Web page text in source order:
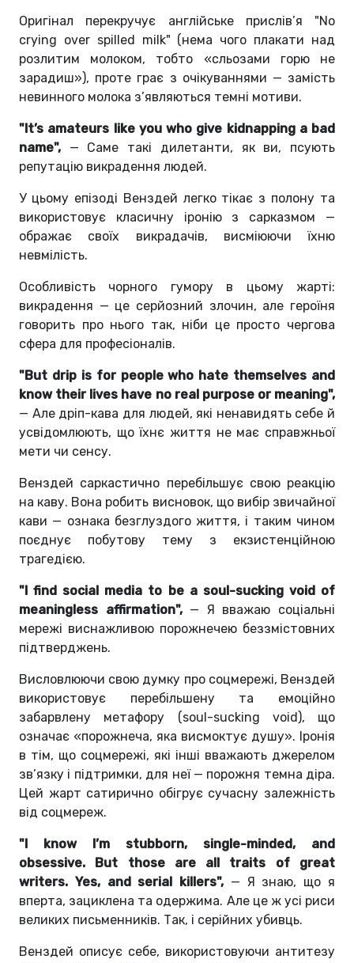
Оригінал перекручує англійське прислів’я "No
crying over spilled milk" (нема чого плакати над
розлитим молоком, тобто «сльозами горю не
зарадиш»), проте грає з очікуваннями — замість
невинного молока з’являються темні мотиви.
"It’s amateurs like you who give kidnapping a bad
name", — Саме такі дилетанти, як ви, псують
репутацію викрадення людей.
У цьому епізоді Венздей легко тікає з полону та
використовує класичну іронію з сарказмом —
ображає своїх викрадачів, висміюючи їхню
невмілість.
Особливість чорного гумору в цьому жарті:
викрадення — це серйозний злочин, але героїня
говорить про нього так, ніби це просто чергова
сфера для професіоналів.
"But drip is for people who hate themselves and
know their lives have no real purpose or meaning",
— Але дріп-кава для людей, які ненавидять себе й
усвідомлюють, що їхнє життя не має справжньої
мети чи сенсу.
Венздей саркастично перебільшує свою реакцію
на каву. Вона робить висновок, що вибір звичайної
кави — ознака безглуздого життя, і таким чином
поєднує побутову тему з екзистенційною
трагедією.
"I find social media to be a soul-sucking void of
meaningless affirmation", — Я вважаю соціальні
мережі виснажливою порожнечею беззмістовних
підтверджень.
Висловлюючи свою думку про соцмережі, Венздей
використовує перебільшену та емоційно
забарвлену метафору (soul-sucking void), що
означає «порожнеча, яка висмоктує душу». Іронія
в тім, що соцмережі, які інші вважають джерелом
зв’язку і підтримки, для неї — порожня темна діра.
Цей жарт сатирично обігрує сучасну залежність
від соцмереж.
"I know I’m stubborn, single-minded, and
obsessive. But those are all traits of great
writers. Yes, and serial killers", — Я знаю, що я
вперта, зациклена та одержима. Але це ж усі риси
великих письменників. Так, і серійних убивць.
Венздей описує себе, використовуючи антитезу